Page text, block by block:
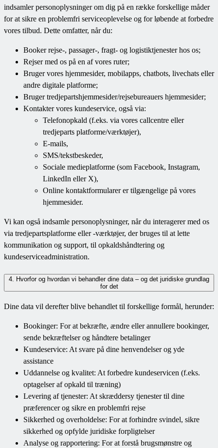
indsamler personoplysninger om dig på en række forskellige måder
for at sikre en problemfri serviceoplevelse og for løbende at forbedre
vores tilbud. Dette omfatter, når du:
Booker rejse-, passager-, fragt- og logistiktjenester hos os;
Rejser med os på en af vores ruter;
Bruger vores hjemmesider, mobilapps, chatbots, livechats eller
andre digitale platforme;
Bruger tredjepartshjemmesider/rejsebureauers hjemmesider;
Kontakter vores kundeservice, også via:
Telefonopkald (f.eks. via vores callcentre eller
tredjeparts platforme/værktøjer),
E-mails,
SMS/tekstbeskeder,
Sociale medieplatforme (som Facebook, Instagram,
LinkedIn eller X),
Online kontaktformularer er tilgængelige på vores
hjemmesider.
Vi kan også indsamle personoplysninger, når du interagerer med os
via tredjepartsplatforme eller -værktøjer, der bruges til at lette
kommunikation og support, til opkaldshåndtering og
kundeserviceadministration.
4. Hvorfor og hvordan vi behandler dine data – og det juridiske grundlag
for det
Dine data vil derefter blive behandlet til forskellige formål, herunder:
Bookinger: For at bekræfte, ændre eller annullere bookinger,
sende bekræftelser og håndtere betalinger
Kundeservice: At svare på dine henvendelser og yde
assistance
Uddannelse og kvalitet: At forbedre kundeservicen (f.eks.
optagelser af opkald til træning)
Levering af tjenester: At skræddersy tjenester til dine
præferencer og sikre en problemfri rejse
Sikkerhed og overholdelse: For at forhindre svindel, sikre
sikkerhed og opfylde juridiske forpligtelser
Analyse og rapportering: For at forstå brugsmønstre og